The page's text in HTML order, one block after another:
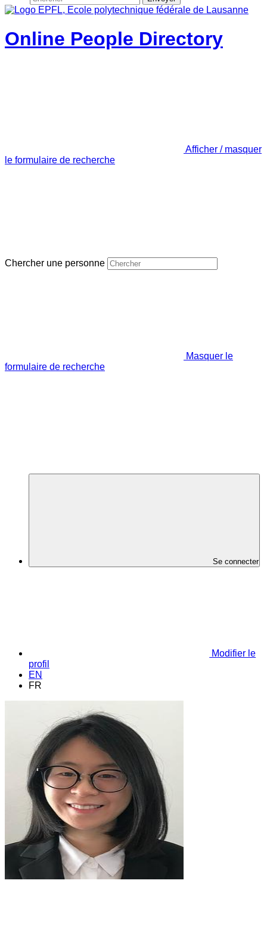
Online People Directory
Afficher / masquer
le formulaire de recherche
Chercher une personne
Masquer le
formulaire de recherche
Se connecter
Modifier le
profil
EN
FR